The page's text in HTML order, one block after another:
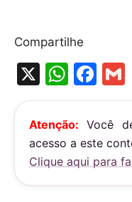
Compartilhe
X
W
h
at
s
A
p
F
a
c
e
b
o
l
Atenção: Você
acesso a este
Clique aqui para